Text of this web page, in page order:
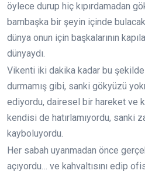
öylece durup hiç kıpırdamadan
bambaşka bir şeyin içinde
dünya onun için başkalarının
dünyaydı.
Vikenti iki dakika kadar bu
durmamış gibi, sanki gökyüzü
ediyordu, dairesel bir hareket ve
kendisi de hatırlamıyordu, sanki
kayboluyordu.
Her sabah uyanmadan önce
açıyordu… ve kahvaltısını edip